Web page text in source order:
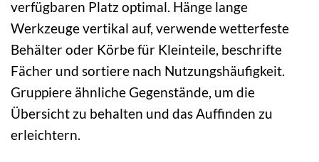
verfügbaren Platz optimal. Hänge lange
Werkzeuge vertikal auf, verwende wetterfeste
Behälter oder Körbe für Kleinteile, beschrifte
Fächer und sortiere nach Nutzungshäufigkeit.
Gruppiere ähnliche Gegenstände, um die
Übersicht zu behalten und das Auffinden zu
erleichtern.